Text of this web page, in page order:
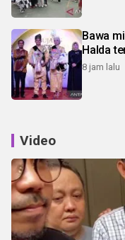
Bawa
Halda
8 jam lalu
Video